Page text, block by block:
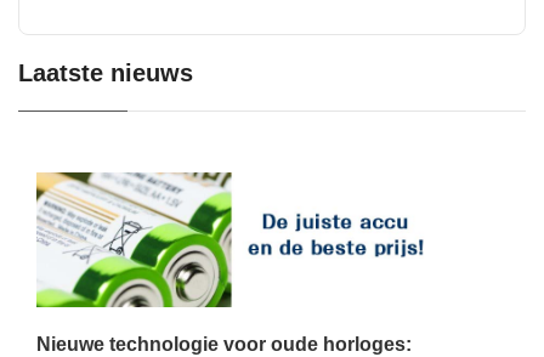
Laatste nieuws
Nieuwe technologie voor oude horloges: